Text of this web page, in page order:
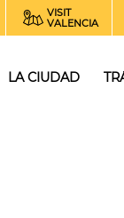
VISIT
VALENCIA
LA CIUDAD